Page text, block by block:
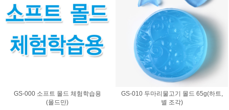
GS-000 소프트 몰드 체험학습용
(몰드만)
GS-010 두마리물고기 몰드 65g(하트,
별 조각)